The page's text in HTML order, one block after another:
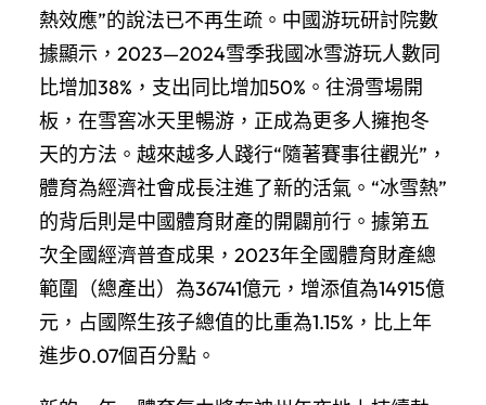
熱效應”的說法已不再生疏。中國游玩研討院數
據顯示，2023—2024雪季我國冰雪游玩人數同
比增加38%，支出同比增加50%。往滑雪場開
板，在雪窖冰天里暢游，正成為更多人擁抱冬
天的方法。越來越多人踐行“隨著賽事往觀光”，
體育為經濟社會成長注進了新的活氣。“冰雪熱”
的背后則是中國體育財產的開闢前行。據第五
次全國經濟普查成果，2023年全國體育財產總
範圍（總產出）為36741億元，增添值為14915億
元，占國際生孩子總值的比重為1.15%，比上年
進步0.07個百分點。